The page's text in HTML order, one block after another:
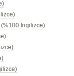
İngilizce)